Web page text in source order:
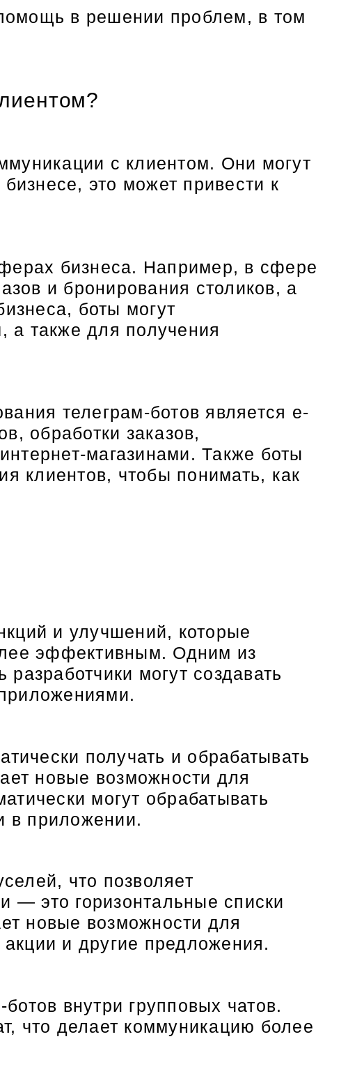
в решении проблем, в том
с клиентом. Они могут
это может привести к
бизнеса. Например, в сфере
и бронирования столиков, а
боты могут
а также для получения
телеграм-ботов является e-
обработки заказов,
магазинами. Также боты
клиентов, чтобы понимать, как
и улучшений, которые
эффективным. Одним из
могут создавать
получать и обрабатывать
новые возможности для
могут обрабатывать
в приложении.
что позволяет
— это горизонтальные списки
новые возможности для
и другие предложения.
внутри групповых чатов.
что делает коммуникацию более